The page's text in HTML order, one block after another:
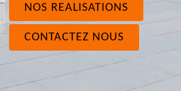
NOS REALISATIONS
CONTACTEZ NOUS